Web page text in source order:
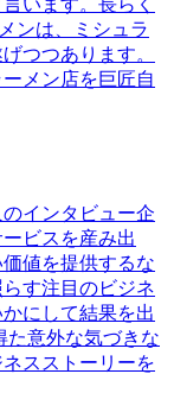
います。長らく
ンは、ミシュラ
つつあります。
メン店を巨匠自
インタビュー企
ビスを産み出
値を提供するな
す注目のビジネ
にして結果を出
た意外な気づきな
スストーリーを